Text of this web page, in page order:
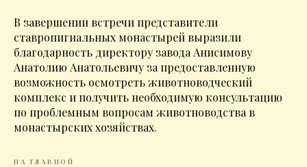
В завершении встречи представители
ставропигиальных монастырей выразили
благодарность директору завода Анисимову
Анатолию Анатольевичу за предоставленную
возможность осмотреть животноводческий
комплекс и получить необходимую консультацию
по проблемным вопросам животноводства в
монастырских хозяйствах.
НА ГЛАВНОЙ